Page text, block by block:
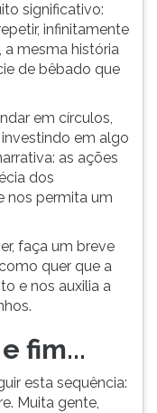
significativo:
infinitamente
a mesma história
de bêbado que
em círculos,
em algo
as ações
dos
nos permita um
faça um breve
quer que a
e nos auxilia a
fim...
esta sequência:
Muita gente,